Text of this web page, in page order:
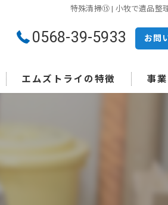
特殊清掃⑮ | 小牧で遺品整
0568-39-5933 お問
エムズトライの特徴 事